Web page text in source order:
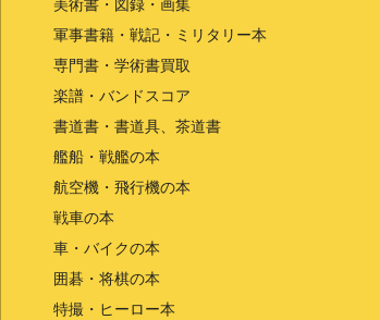
美術書・図録・画集
軍事書籍・戦記・ミリタリー本
専門書・学術書買取
楽譜・バンドスコア
書道書・書道具、茶道書
艦船・戦艦の本
航空機・飛行機の本
戦車の本
車・バイクの本
囲碁・将棋の本
特撮・ヒーロー本